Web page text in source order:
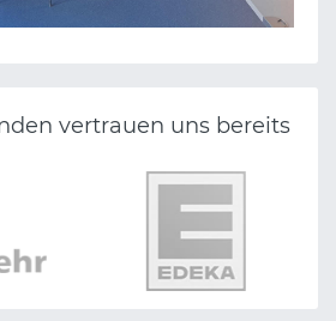
vertrauen uns bereits